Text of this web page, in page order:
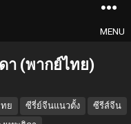
MENU
า (พากย์ไทย)
ย ซีรี่ย์จีนแนวตั้ง
ซีรีส์จีน